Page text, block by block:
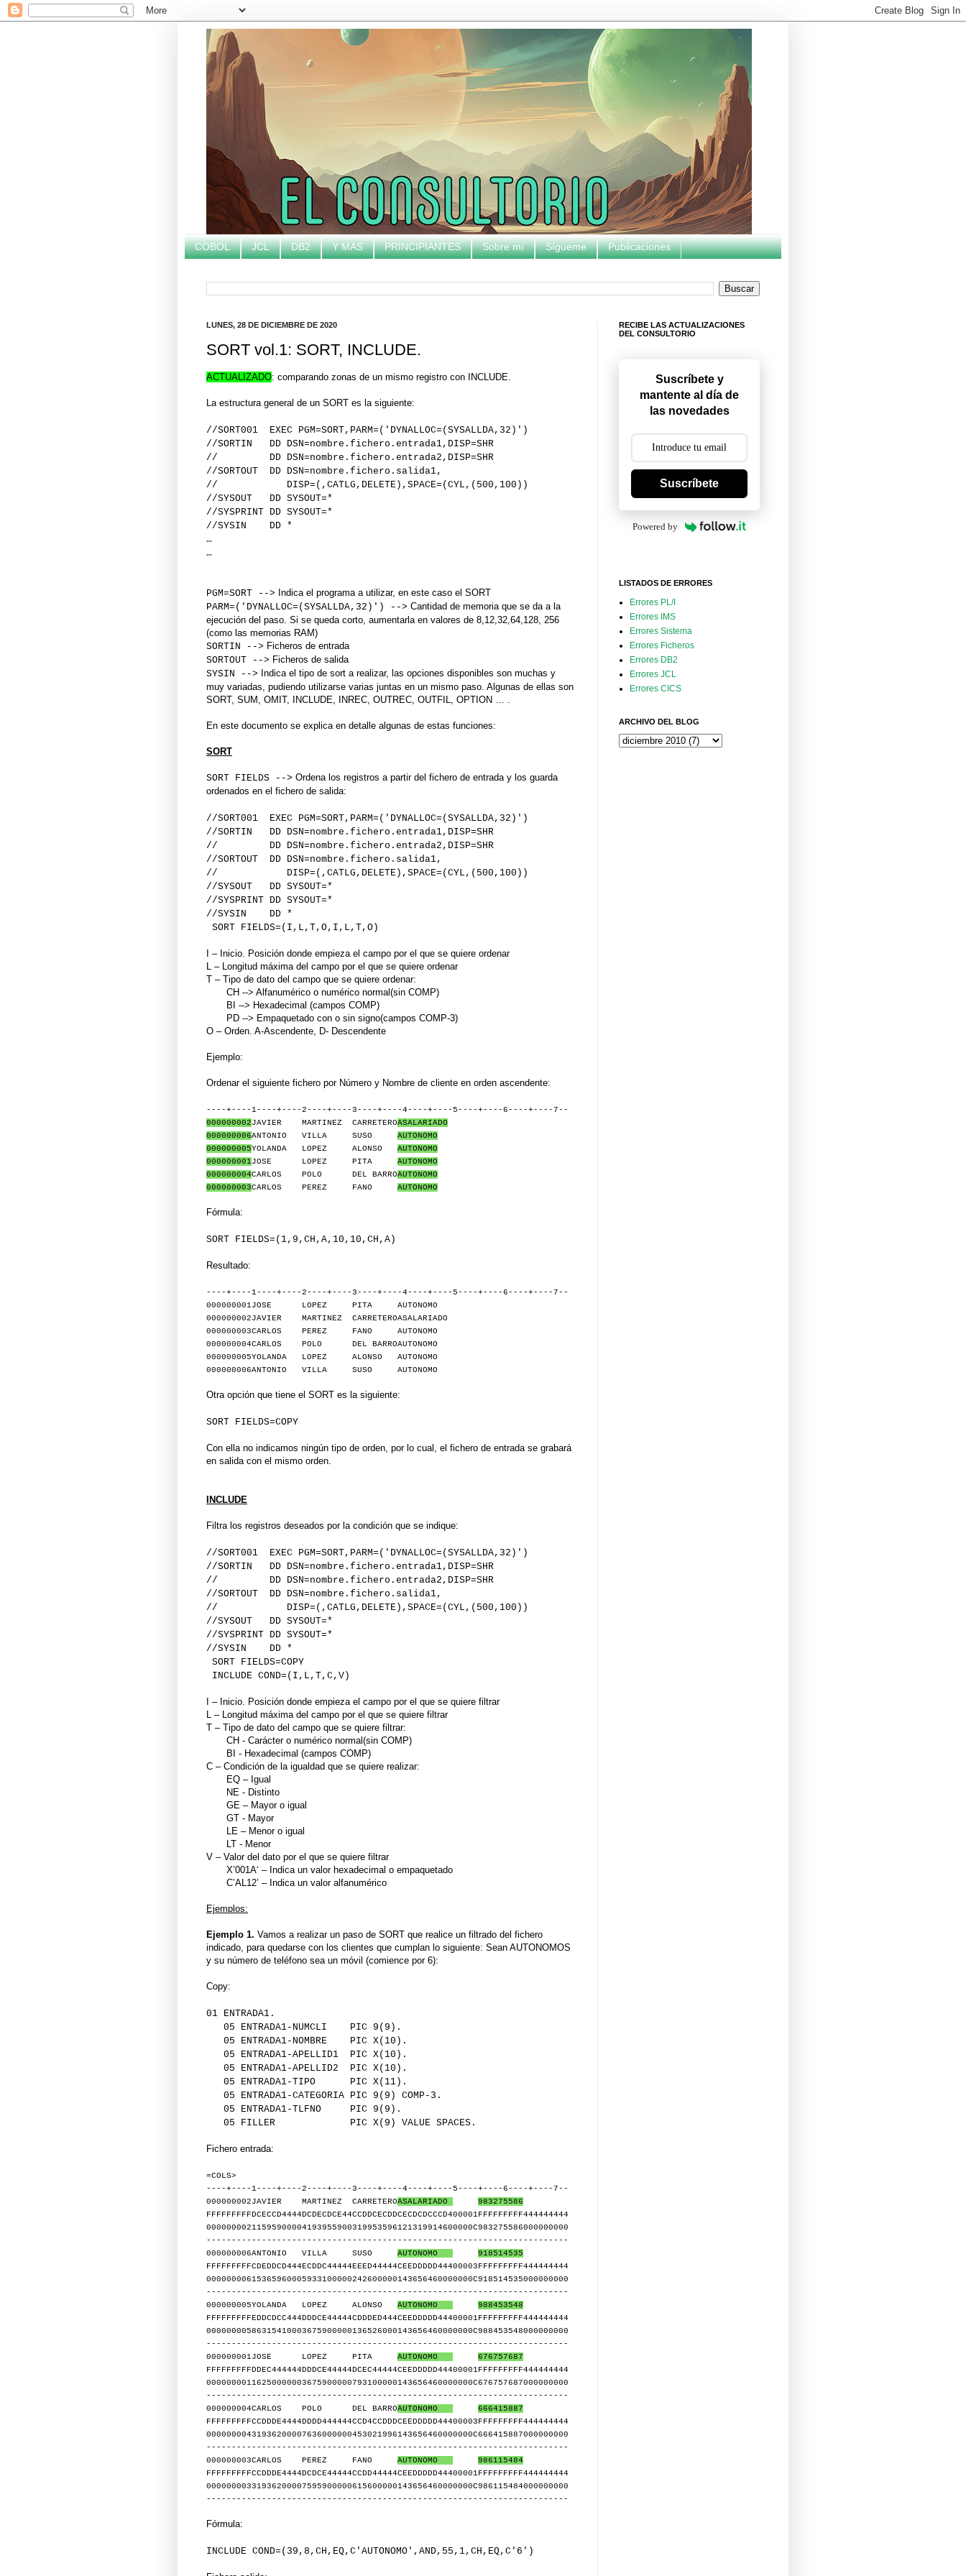
COBOL JCL DB2 Y MAS PRINCIPIANTES Sobre mí Sígueme Publicaciones
LUNES, 28 DE DICIEMBRE DE 2020
SORT vol.1: SORT, INCLUDE.
ACTUALIZADO: comparando zonas de un mismo registro con INCLUDE.
La estructura general de un SORT es la siguiente:
//SORT001 EXEC PGM=SORT,PARM=('DYNALLOC=(SYSALLDA,32)')
//SORTIN DD DSN=nombre.fichero.entrada1,DISP=SHR
// DD DSN=nombre.fichero.entrada2,DISP=SHR
//SORTOUT DD DSN=nombre.fichero.salida1,
// DISP=(,CATLG,DELETE),SPACE=(CYL,(500,100))
//SYSOUT DD SYSOUT=*
//SYSPRINT DD SYSOUT=*
//SYSIN DD *
…
…
PGM=SORT --> Indica el programa a utilizar, en este caso el SORT
PARM=('DYNALLOC=(SYSALLDA,32)') --> Cantidad de memoria que se da a la
ejecución del paso. Si se queda corto, aumentarla en valores de 8,12,32,64,128, 256
(como las memorias RAM)
SORTIN --> Ficheros de entrada
SORTOUT --> Ficheros de salida
SYSIN --> Indica el tipo de sort a realizar, las opciones disponibles son muchas y
muy variadas, pudiendo utilizarse varias juntas en un mismo paso. Algunas de ellas son
SORT, SUM, OMIT, INCLUDE, INREC, OUTREC, OUTFIL, OPTION … .
En este documento se explica en detalle algunas de estas funciones:
SORT
SORT FIELDS --> Ordena los registros a partir del fichero de entrada y los guarda
ordenados en el fichero de salida:
//SORT001 EXEC PGM=SORT,PARM=('DYNALLOC=(SYSALLDA,32)')
//SORTIN DD DSN=nombre.fichero.entrada1,DISP=SHR
// DD DSN=nombre.fichero.entrada2,DISP=SHR
//SORTOUT DD DSN=nombre.fichero.salida1,
// DISP=(,CATLG,DELETE),SPACE=(CYL,(500,100))
//SYSOUT DD SYSOUT=*
//SYSPRINT DD SYSOUT=*
//SYSIN DD *
SORT FIELDS=(I,L,T,O,I,L,T,O)
I – Inicio. Posición donde empieza el campo por el que se quiere ordenar
L – Longitud máxima del campo por el que se quiere ordenar
T – Tipo de dato del campo que se quiere ordenar:
CH --> Alfanumérico o numérico normal(sin COMP)
BI --> Hexadecimal (campos COMP)
PD --> Empaquetado con o sin signo(campos COMP-3)
O – Orden. A-Ascendente, D- Descendente
Ejemplo:
Ordenar el siguiente fichero por Número y Nombre de cliente en orden ascendente:
----+----1----+----2----+----3----+----4----+----5----+----6----+----7--
000000002JAVIER MARTINEZ CARRETEROASALARIADO
000000006ANTONIO VILLA SUSO AUTONOMO
000000005YOLANDA LOPEZ ALONSO AUTONOMO
000000001JOSE LOPEZ PITA AUTONOMO
000000004CARLOS POLO DEL BARROAUTONOMO
000000003CARLOS PEREZ FANO AUTONOMO
Fórmula:
SORT FIELDS=(1,9,CH,A,10,10,CH,A)
Resultado:
----+----1----+----2----+----3----+----4----+----5----+----6----+----7--
000000001JOSE LOPEZ PITA AUTONOMO
000000002JAVIER MARTINEZ CARRETEROASALARIADO
000000003CARLOS PEREZ FANO AUTONOMO
000000004CARLOS POLO DEL BARROAUTONOMO
000000005YOLANDA LOPEZ ALONSO AUTONOMO
000000006ANTONIO VILLA SUSO AUTONOMO
Otra opción que tiene el SORT es la siguiente:
SORT FIELDS=COPY
Con ella no indicamos ningún tipo de orden, por lo cual, el fichero de entrada se grabará
en salida con el mismo orden.
INCLUDE
Filtra los registros deseados por la condición que se indique:
//SORT001 EXEC PGM=SORT,PARM=('DYNALLOC=(SYSALLDA,32)')
//SORTIN DD DSN=nombre.fichero.entrada1,DISP=SHR
// DD DSN=nombre.fichero.entrada2,DISP=SHR
//SORTOUT DD DSN=nombre.fichero.salida1,
// DISP=(,CATLG,DELETE),SPACE=(CYL,(500,100))
//SYSOUT DD SYSOUT=*
//SYSPRINT DD SYSOUT=*
//SYSIN DD *
SORT FIELDS=COPY
INCLUDE COND=(I,L,T,C,V)
I – Inicio. Posición donde empieza el campo por el que se quiere filtrar
L – Longitud máxima del campo por el que se quiere filtrar
T – Tipo de dato del campo que se quiere filtrar:
CH - Carácter o numérico normal(sin COMP)
BI - Hexadecimal (campos COMP)
C – Condición de la igualdad que se quiere realizar:
EQ – Igual
NE - Distinto
GE – Mayor o igual
GT - Mayor
LE – Menor o igual
LT - Menor
V – Valor del dato por el que se quiere filtrar
X’001A‘ – Indica un valor hexadecimal o empaquetado
C’AL12’ – Indica un valor alfanumérico
Ejemplos:
Ejemplo 1. Vamos a realizar un paso de SORT que realice un filtrado del fichero
indicado, para quedarse con los clientes que cumplan lo siguiente: Sean AUTONOMOS
y su número de teléfono sea un móvil (comience por 6):
Copy:
01 ENTRADA1.
05 ENTRADA1-NUMCLI PIC 9(9).
05 ENTRADA1-NOMBRE PIC X(10).
05 ENTRADA1-APELLID1 PIC X(10).
05 ENTRADA1-APELLID2 PIC X(10).
05 ENTRADA1-TIPO PIC X(11).
05 ENTRADA1-CATEGORIA PIC 9(9) COMP-3.
05 ENTRADA1-TLFNO PIC 9(9).
05 FILLER PIC X(9) VALUE SPACES.
Fichero entrada:
=COLS>
----+----1----+----2----+----3----+----4----+----5----+----6----+----7--
000000002JAVIER MARTINEZ CARRETEROASALARIADO
983275586
FFFFFFFFFDCECCD4444DCDECDCE44CCDDCECDDCECDCDCCCD400001FFFFFFFFF444444444
00000000211595900004193955900319953596121319914600000C983275586000000000
------------------------------------------------------------------------
000000006ANTONIO VILLA SUSO AUTONOMO
918514535
FFFFFFFFFCDEDDCD444ECDDC44444EEED44444CEEDDDDD44400003FFFFFFFFF444444444
00000000615365960005933100000242600000143656460000000C918514535000000000
------------------------------------------------------------------------
000000005YOLANDA LOPEZ ALONSO AUTONOMO
988453548
FFFFFFFFFEDDCDCC444DDDCE44444CDDDED444CEEDDDDD44400001FFFFFFFFF444444444
00000000586315410003675900000136526000143656460000000C988453548000000000
------------------------------------------------------------------------
000000001JOSE LOPEZ PITA AUTONOMO
676757687
FFFFFFFFFDDEC444444DDDCE44444DCEC44444CEEDDDDD44400001FFFFFFFFF444444444
00000000116250000003675900000793100000143656460000000C676757687000000000
------------------------------------------------------------------------
000000004CARLOS POLO DEL BARROAUTONOMO
666415887
FFFFFFFFFCCDDDE4444DDDD444444CCD4CCDDDCEEDDDDD44400003FFFFFFFFF444444444
00000000431936200007636000000453021996143656460000000C666415887000000000
------------------------------------------------------------------------
000000003CARLOS PEREZ FANO AUTONOMO
986115484
FFFFFFFFFCCDDDE4444DCDCE44444CCDD44444CEEDDDDD44400001FFFFFFFFF444444444
00000000331936200007595900000615600000143656460000000C986115484000000000
------------------------------------------------------------------------
Fórmula:
INCLUDE COND=(39,8,CH,EQ,C'AUTONOMO',AND,55,1,CH,EQ,C'6')
RECIBE LAS ACTUALIZACIONES
DEL CONSULTORIO
Suscríbete y
mantente al día de
las novedades
Suscríbete
Powered by
LISTADOS DE ERRORES
Errores PL/I
Errores IMS
Errores Sistema
Errores Ficheros
Errores DB2
Errores JCL
Errores CICS
ARCHIVO DEL BLOG